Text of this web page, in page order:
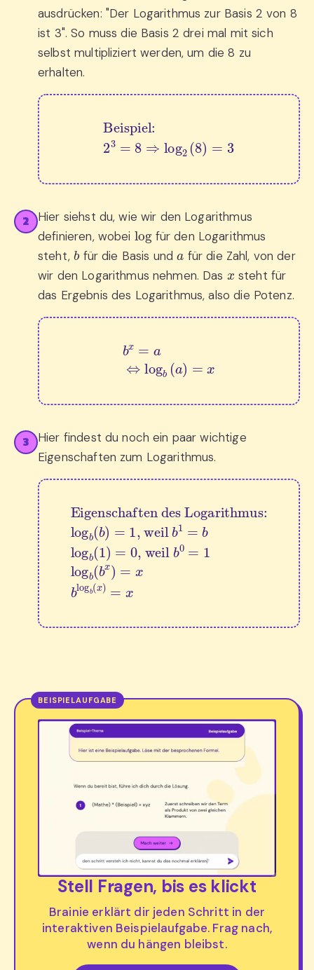
ausdrücken: "Der Logarithmus zur Basis 2 von 8
ist 3". So muss die Basis 2 drei mal mit sich
selbst multipliziert werden, um die 8 zu
erhalten.
Beispiel:23
2
Hier siehst du, wie wir den Logarithmus
definieren, wobei log für den Logarithmus
steht,b für die Basis und
für die Zahl, von der
wir den Logarithmus nehmen. Das
steht für
das Ergebnis des Logarithmus, also die Potenz.
bx=a⇔
3
Hier findest du noch ein paar wichtige
Eigenschaften zum Logarithmus.
Eigenschaften des Logarithmus:log b(b)=1
, weil b1= blog b (1)=0
, weil b0=1logb (bx) = xblogb(x)=x
Stell Fragen, bis es klickt
Brainie erklärt dir jeden Schritt in der
interaktiven Beispielaufgabe. Frag nach,
wenn du hängen bleibst.